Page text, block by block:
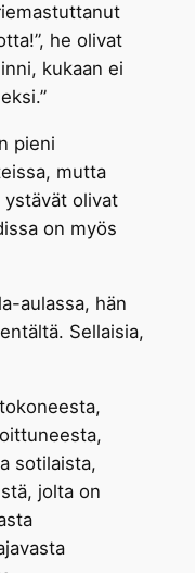
he olivat
kukaan ei
pieni
mutta
olivat
on myös
aulassa, hän
Sellaisia,
sotilaista,
jolta on